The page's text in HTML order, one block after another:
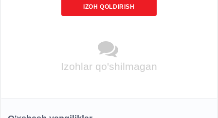
IZOH QOLDIRISH
Izohlar qo'shilmagan